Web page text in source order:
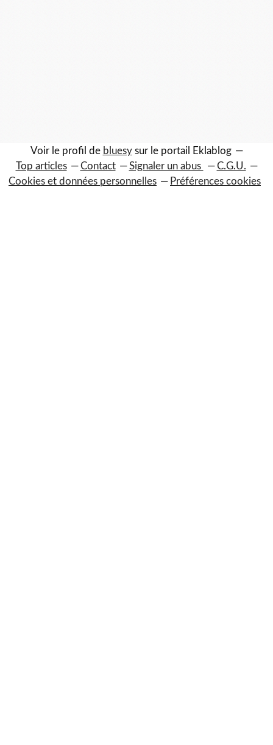
Voir le profil de bluesysur le portail Eklablog
Top articles
Contact Signaler un abus
C.G.U.
Cookies et données personnelles
Préférences cookies